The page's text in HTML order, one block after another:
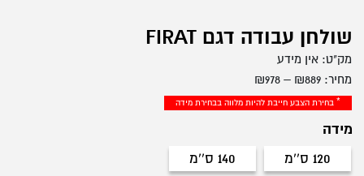
שולחן עבודה דגם FIRAT
מחיר: ₪889
–
₪978
מחירים:
* בחירת הצבע חייבת להיות מלווה בבחירת מידה
מידה
120 ס''מ 120 ס''מ 140 ס''מ 140 ס''מ
מק"ט: אין מידע